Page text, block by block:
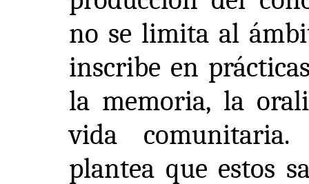
no se limita al
inscribe en
la memoria, la
vida comunitaria.
plantea que estos